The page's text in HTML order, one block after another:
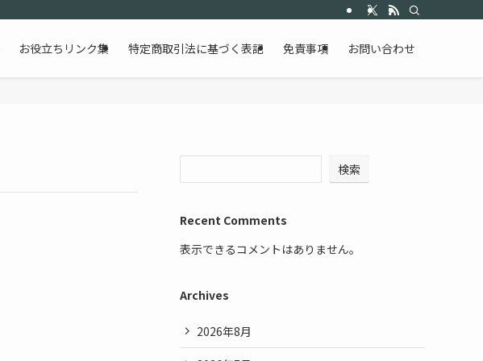
お役立ちリンク集 特定商取引法に基づく表記 免責事項 お問い合わせ
検索
Recent Comments
表示できるコメントはありません。
Archives
2026年8月